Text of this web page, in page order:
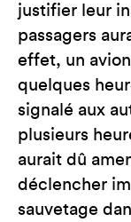
justifier leur
passagers
effet, un
quelques
signalé aux
plusieurs
aurait dû
déclencher
sauvetage